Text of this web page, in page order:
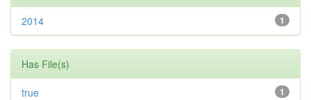
1
2014
Has File(s)
1
true